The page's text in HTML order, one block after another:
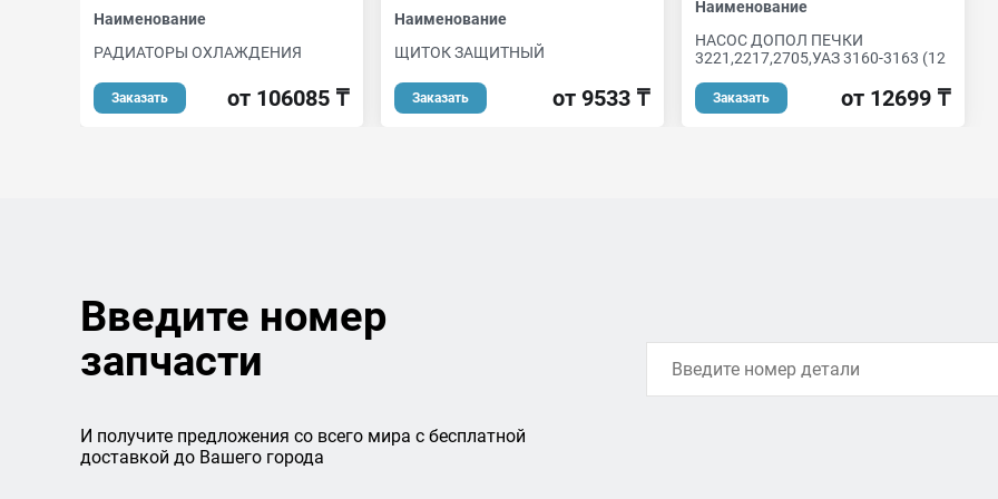
Наименование
РАДИАТОРЫ ОХЛАЖДЕНИЯ
Заказать от 106085 ₸
Наименование
ЩИТОК ЗАЩИТНЫЙ
Заказать от 9533 ₸
Наименование
НАСОС ДОПОЛ ПЕЧКИ
3221,2217,2705,УАЗ 3160-3163 (12
Заказать от 12699 ₸
Введите номер
запчасти
И получите предложения со всего мира с бесплатной
доставкой до Вашего города